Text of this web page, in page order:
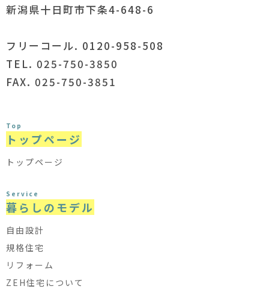
新潟県十日町市下条4-648-6
フリーコール. 0120-958-508
TEL. 025-750-3850
FAX. 025-750-3851
Top
トップページ
トップページ
Service
暮らしのモデル
自由設計
規格住宅
リフォーム
ZEH住宅について